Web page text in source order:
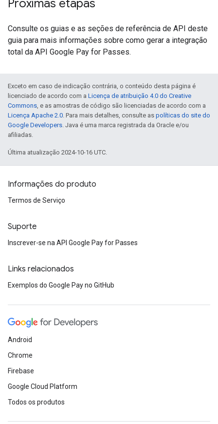
Próximas etapas
Consulte os guias e as seções de referência de API deste
guia para mais informações sobre como gerar a integração
total da API Google Pay for Passes.
Exceto em caso de indicação contrária, o conteúdo desta página é
licenciado de acordo com a Licença de atribuição 4.0 do Creative
Commons, e as amostras de código são licenciadas de acordo com a
Licença Apache 2.0. Para mais detalhes, consulte as políticas do site do
Google Developers. Java é uma marca registrada da Oracle e/ou
afiliadas.
Última atualização 2024-10-16 UTC.
Informações do produto
Termos de Serviço
Suporte
Inscrever-se na API Google Pay for Passes
Links relacionados
Exemplos do Google Pay no GitHub
Android
Chrome
Firebase
Google Cloud Platform
Todos os produtos